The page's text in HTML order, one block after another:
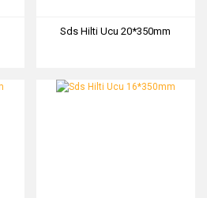
Sds Hilti Ucu 20*350mm